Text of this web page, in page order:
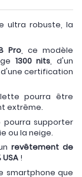
ultra robuste, la
Pro , ce modèle
1300 nits , d'un
certification
pourra être
extrême.
pourra supporter
ou la neige.
revêtement de
USA !
smartphone que